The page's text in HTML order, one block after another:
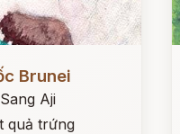
Brunei
Aji
quả trứng